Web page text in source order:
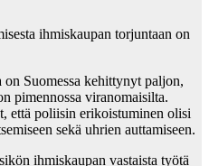
ihmiskaupan torjuntaan on
Suomessa kehittynyt paljon,
pimennossa viranomaisilta.
että poliisin erikoistuminen olisi
sekä uhrien auttamiseen.
ihmiskaupan vastaista työtä